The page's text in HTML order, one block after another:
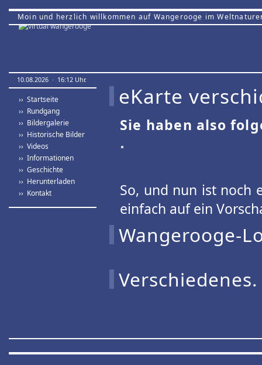
Moin und herzlich willkommen auf Wangerooge im
10.08.2026 · 16:12 Uhr.
›› Startseite
›› Rundgang
›› Bildergalerie
›› Historische Bilder
›› Videos
›› Informationen
›› Geschichte
›› Herunterladen
›› Kontakt
eKarte
Sie haben also
So, und nun ist noch
einfach auf ein
Wangerooge-
Verschiedenes.